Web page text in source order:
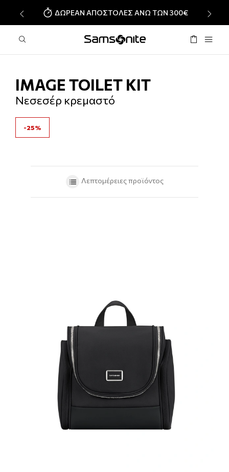
ΔΩΡΕΑΝ ΑΠΟΣΤΟΛΕΣ ΑΝΩ ΤΩΝ 300€
IMAGE TOILET KIT
Νεσεσέρ κρεμαστό
-25%
Λεπτομέρειες προϊόντος